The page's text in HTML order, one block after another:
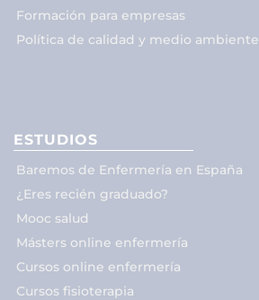
Formación para empresas
Política de calidad y medio ambiente
ESTUDIOS
Baremos de Enfermería en España
¿Eres recién graduado?
Mooc salud
Másters online enfermería
Cursos online enfermería
Cursos fisioterapia